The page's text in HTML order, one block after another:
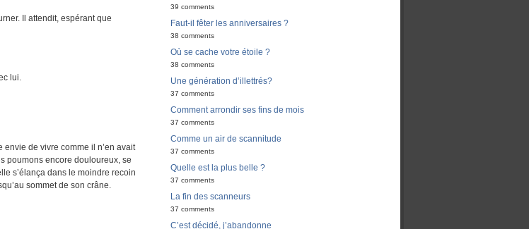
Il attendit, espérant que
lui.
envie de vivre comme il n’en avait
poumons encore douloureux, se
s’élança dans le moindre recoin
sommet de son crâne.
39 comments
Faut-il fêter les anniversaires ?
38 comments
Où se cache votre étoile ?
38 comments
Une génération d’illettrés?
37 comments
Comment arrondir ses fins de mois
37 comments
Comme un air de scannitude
37 comments
Quelle est la plus belle ?
37 comments
La fin des scanneurs
37 comments
C’est décidé, j’abandonne